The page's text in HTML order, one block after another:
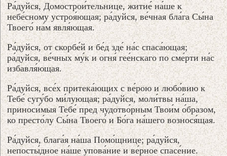
Ра́дуйся, Домострои́тельнице, житие́ на́ше к
небе́сному устроя́ющая; ра́дуйся, ве́чная бла́га Сы́на
Твоего́ на́м явля́ющая.
Ра́дуйся, от скорбе́й и бе́д зде́ на́с спаса́ющая;
ра́дуйся, ве́чных му́к и огня́ гее́нскаго по сме́рти на́с
избавля́ющая.
Ра́дуйся, все́х притека́ющих с ве́рою и любо́вию к
Тебе́ сугу́бо ми́лующая; ра́дуйся, моли́твы на́ша,
приноси́мыя Тебе́ пред чудотво́рным Твои́м о́бразом,
ко престо́лу Сы́на Твоего́ и Бо́га на́шего вознося́щая.
Ра́дуйся, блага́я на́ша Помо́щнице; ра́дуйся,
непосты́дное на́ше упова́ние и ве́рное спасе́ние.